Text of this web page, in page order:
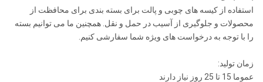
استفاده از کیسه های چوبی و پالت برای بسته بندی برای محافظت از
محصولات و جلوگیری از آسیب در حمل و نقل. همچنین ما می توانیم بسته
را با توجه به درخواست های ویژه شما سفارشی کنیم.
زمان تولید:
عموما 15 تا 25 روز نیاز دارند